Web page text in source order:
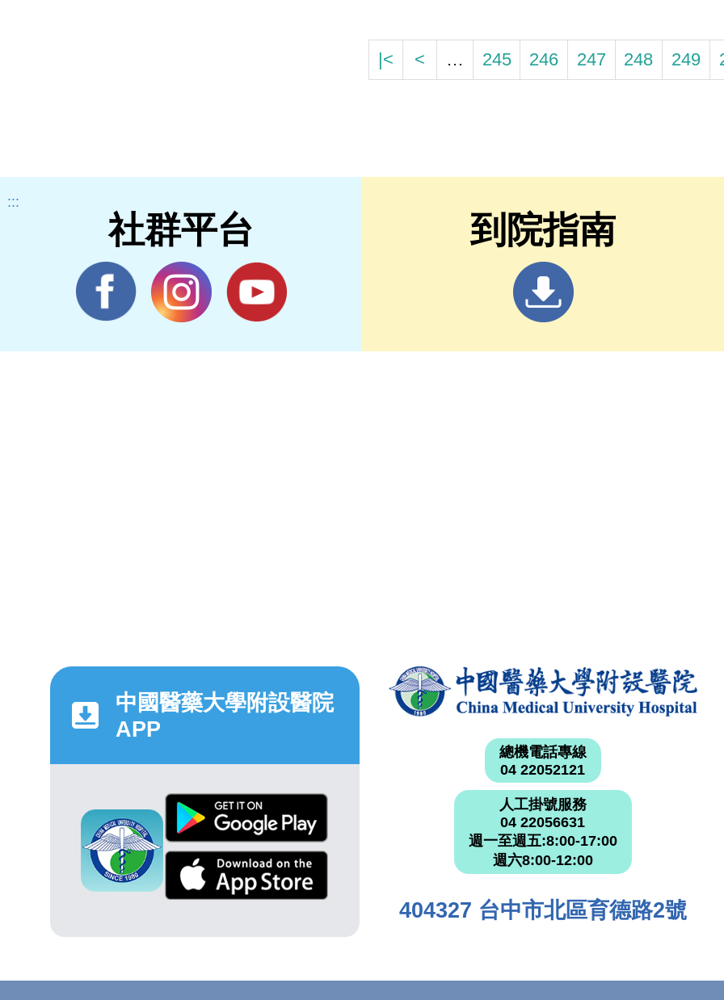
|< < … 245 246 247 248 249
:::
社群平台 到院指南
中國醫藥大學附設醫院
APP
總機電話專線
04 22052121
人工掛號服務
04 22056631
週一至週五:8:00-17:00
週六8:00-12:00
404327 台中市北區育德路2號